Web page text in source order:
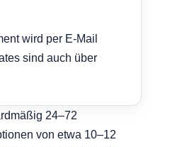
wird per E-Mail
sind auch über
24–72
von etwa 10–12